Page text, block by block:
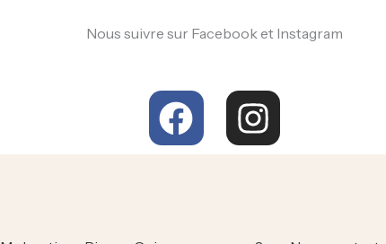
Nous suivre sur Facebook et Instagram
F
a
I
n